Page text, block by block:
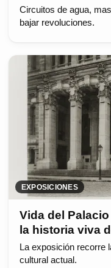
Circuitos de agua,
bajar revoluciones.
EXPOSICIONES
Vida del
la historia viva
La exposición recorre
cultural actual.